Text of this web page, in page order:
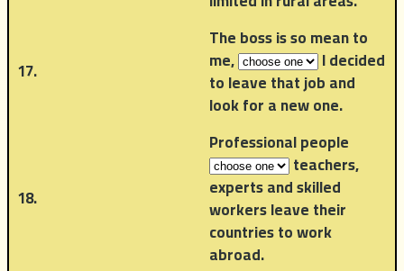
17.
The boss is so mean to
me, I decided
to leave that job and
look for a new one.
18.
Professional people
teachers,
experts and skilled
workers leave their
countries to work
abroad.